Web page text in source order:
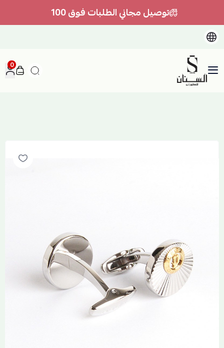
توصيل مجاني الطلبات فوق 100
السنان للعطور والعسل الطبيعي
0